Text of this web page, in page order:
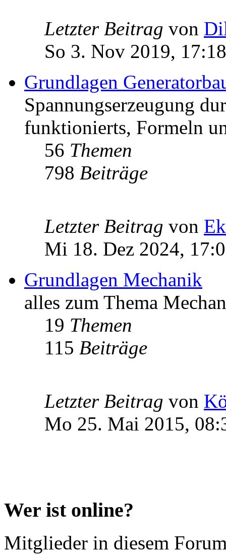
Letzter Beitrag von
So 3. Nov 2019, 17:18
Grundlagen
Spannungserzeugung
funktionierts, Formeln
56 Themen
798 Beiträge
Letzter Beitrag von
Mi 18. Dez 2024,
Grundlagen Mechanik
alles zum Thema
19 Themen
115 Beiträge
Letzter Beitrag von
Mo 25. Mai 2015,
Wer ist online?
Mitglieder in diesem